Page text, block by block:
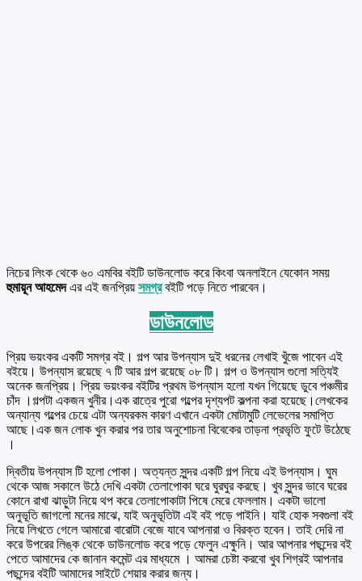
নিচের লিংক থেকে ৬০ এমবির বইটি ডাউনলোড করে কিংবা অনলাইনে যেকোন সময়
হুমায়ূন আহমেদএর এই জনপ্রিয় সমগ্রবইটি পড়ে নিতে পারবেন।
ডাউনলোড
প্রিয় ভয়ংকর একটি সমগ্র বই। গল্প আর উপন্যাস দুই ধরনের লেখাই খুঁজে পাবেন এই
বইয়ে। উপন্যাস রয়েছে ৭ টি আর গল্প রয়েছে ০৮ টি। গল্প ও উপন্যাস গুলো সত্যিই
অনেক জনপ্রিয়। প্রিয় ভয়ংকর বইটির প্রথম উপন্যাস হলো যখন গিয়েছে ডুবে পঞ্চমীর
চাঁদ ।গল্পটা একজন খুনীর।এক রাত্রে পুরো গল্পের দৃশ্যপট কল্পনা করা হয়েছে।লেখকের
অন্যান্য গল্পের চেয়ে এটা অন্যরকম কারণ এখানে একটা মোটামুটি লেভেলের সমাপ্তি
আছে।এক জন লোক খুন করার পর তার অনুশোচনা বিবেকের তাড়না প্রভৃতি ফুটে উঠেছে
।
দ্বিতীয় উপন্যাস টি হলো পোকা। অত্যন্ত সুন্দর একটি গল্প নিয়ে এই উপন্যাস। ঘুম
থেকে আজ সকালে উঠে দেখি একটা তেলাপোকা ঘরে ঘুরঘুর করছে। খুব সুন্দর ভাবে ঘরের
কোনে রাখা ঝাড়ুটা নিয়ে থপ করে তেলাপোকাটা পিষে মেরে ফেললাম। একটা ভালো
অনুভূতি জাগলো মনের মাঝে, যাই অনুভূতিটা এই বই পড়ে পাইনি। যাই হোক সবগুলা বই
নিয়ে লিখতে গেলে আমারো বারোটা বেজে যাবে আপনারা ও বিরক্ত হবেন। তাই দেরি না
করে উপরের লিঙ্ক থেকে ডাউনলোড করে পড়ে ফেলুন এক্ষুনি। আর আপনার পছন্দের বই
পেতে আমাদের কে জানান কমেন্ট এর মাধ্যমে । আমরা চেষ্টা করবো খুব শিগ্রই আপনার
পছন্দের বইটি আমাদের সাইটে শেয়ার করার জন্য।